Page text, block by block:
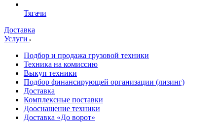
Тягачи
Доставка
Услуги
Подбор и продажа грузовой техники
Техника на комиссию
Выкуп техники
Подбор финансирующей организации (лизинг)
Доставка
Комплексные поставки
Дооснащение техники
Доставка «До ворот»